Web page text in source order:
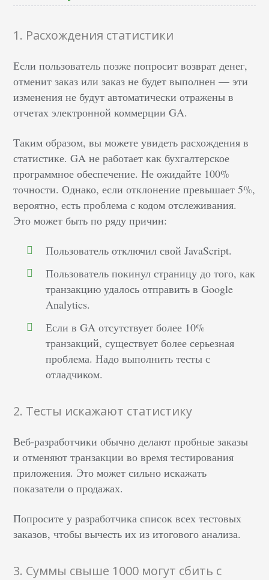
1. Расхождения статистики
Если пользователь позже попросит возврат денег,
отменит заказ или заказ не будет выполнен — эти
изменения не будут автоматически отражены в
отчетах электронной коммерции GA.
Таким образом, вы можете увидеть расхождения в
статистике. GA не работает как бухгалтерское
программное обеспечение. Не ожидайте 100%
точности. Однако, если отклонение превышает 5%,
вероятно, есть проблема с кодом отслеживания.
Это может быть по ряду причин:
Пользователь отключил свой JavaScript.
Пользователь покинул страницу до того, как
транзакцию удалось отправить в Google
Analytics.
Если в GA отсутствует более 10%
транзакций, существует более серьезная
проблема. Надо выполнить тесты с
отладчиком.
2. Тесты искажают статистику
Веб-разработчики обычно делают пробные заказы
и отменяют транзакции во время тестирования
приложения. Это может сильно искажать
показатели о продажах.
Попросите у разработчика список всех тестовых
заказов, чтобы вычесть их из итогового анализа.
3. Суммы свыше 1000 могут сбить с